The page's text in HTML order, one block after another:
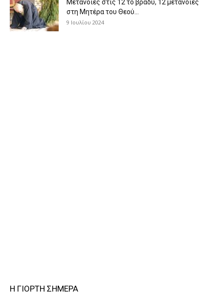
Μετάνοιες στις 12 το βράδυ, 12 μετάνοιες
στη Μητέρα του Θεού...
9 Ιουλίου 2024
Η ΓΙΟΡΤΗ ΣΗΜΕΡΑ